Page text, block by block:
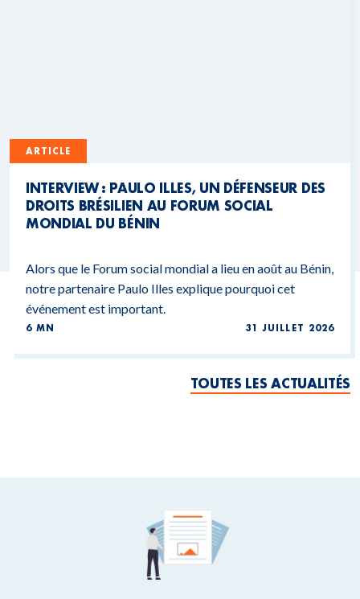
ARTICLE
INTERVIEW : PAULO ILLES, UN DÉFENSEUR DES
DROITS BRÉSILIEN AU FORUM SOCIAL
MONDIAL DU BÉNIN
Alors que le Forum social mondial a lieu en août au Bénin,
notre partenaire Paulo Illes explique pourquoi cet
événement est important.
6 MN 31 JUILLET 2026
TOUTES LES ACTUALITÉS